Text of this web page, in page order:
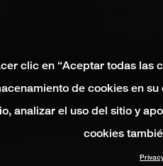
clic en “Aceptar todas las
de cookies en
analizar el uso del sitio y
cookies